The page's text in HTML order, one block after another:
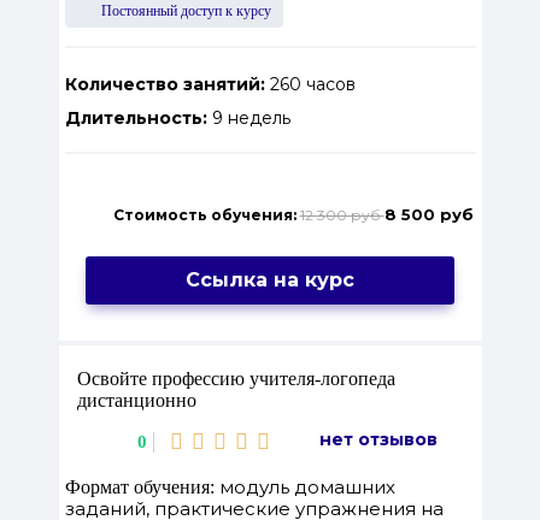
Постоянный доступ к курсу
Количество занятий:260 часов
Длительность:9 недель
Стоимость обучения: 12 300 руб8 500 руб
Ссылка на курс
Освойте профессию учителя-логопеда
дистанционно
0 нет отзывов
Формат обучения: модуль домашних
заданий, практические упражнения на